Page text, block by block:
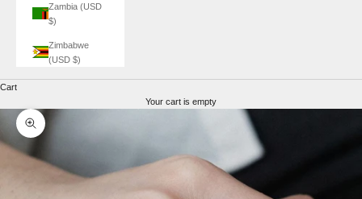
Zambia (USD
$)
Zimbabwe
(USD $)
Cart
Your cart is empty
Zoom picture